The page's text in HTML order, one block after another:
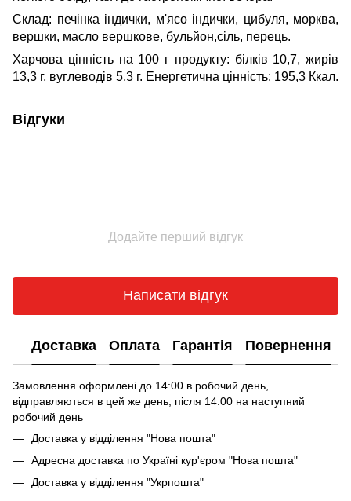
Склад: печінка індички, м'ясо індички, цибуля, морква,
вершки, масло вершкове, бульйон,сіль, перець.
Харчова цінність на 100 г продукту: білків 10,7, жирів
13,3 г, вуглеводів 5,3 г. Енергетична цінність: 195,3 Ккал.
Відгуки
Додайте перший відгук
Написати відгук
Доставка Оплата Гарантія Повернення
Замовлення оформлені до 14:00 в робочий день,
відправляються в цей же день, після 14:00 на наступний
робочий день
Доставка у відділення "Нова пошта"
Адресна доставка по Україні кур'єром "Нова пошта"
Доставка у відділення "Укрпошта"